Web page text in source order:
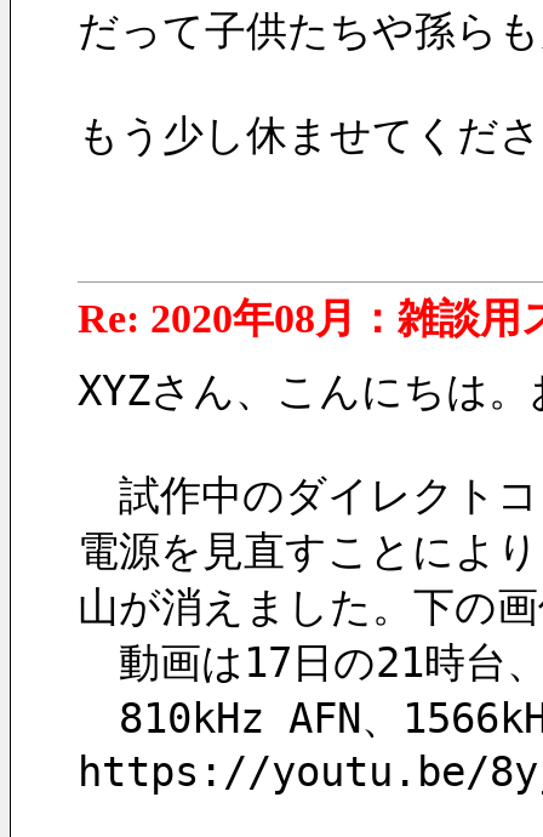
だって子供たちや孫ら
もう少し休ませてくだ
Re: 2020年08月：雑談用
XYZさん、こんにちは
試作中のダイレクト
電源を見直すことによ
山が消えました。下の
動画は17日の21時台
810kHz AFN、
https://youtu.be/